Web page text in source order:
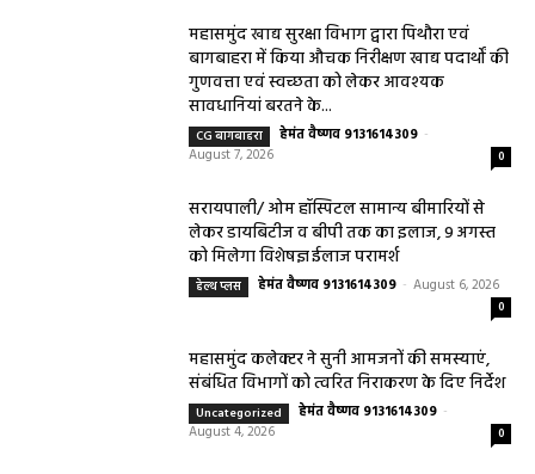
महासमुंद खाद्य सुरक्षा विभाग द्वारा पिथौरा एवं
बागबाहरा में किया औचक निरीक्षण खाद्य पदार्थों की
गुणवत्ता एवं स्वच्छता को लेकर आवश्यक
सावधानियां बरतने के...
CG बागबाहरा हेमंत वैष्णव 9131614309 -
August 7, 2026
0
सरायपाली/ ओम हॉस्पिटल सामान्य बीमारियों से
लेकर डायबिटीज व बीपी तक का इलाज, 9 अगस्त
को मिलेगा विशेषज्ञ ईलाज परामर्श
हेल्थ प्लस हेमंत वैष्णव 9131614309 - August 6, 2026
0
महासमुंद कलेक्टर ने सुनी आमजनों की समस्याएं,
संबंधित विभागों को त्वरित निराकरण के दिए निर्देश
Uncategorized हेमंत वैष्णव 9131614309 -
August 4, 2026
0